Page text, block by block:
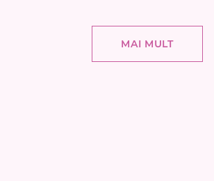
MAI MULT